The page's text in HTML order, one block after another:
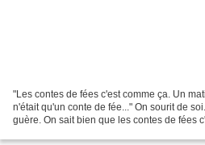
"Les contes de fées c'est comme ça. Un
n'était qu'un conte de fée..." On sourit de
guère. On sait bien que les contes de fées